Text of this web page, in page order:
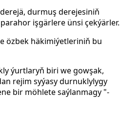
durmuş derejesiniň
işgärlere ünsi çekýärler.
özbek häkimiýetleriniň bu
ýurtlaryň biri we gowşak,
rejim syýasy durnuklylygy
bir möhlete saýlanmagy "-